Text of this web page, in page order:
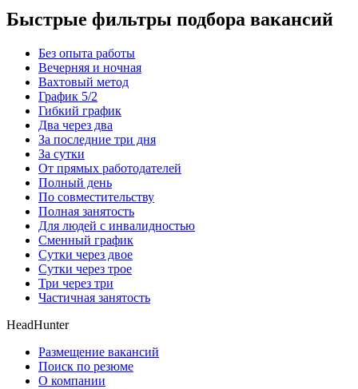
Быстрые фильтры подбора вакансий
Без опыта работы
Вечерняя и ночная
Вахтовый метод
График 5/2
Гибкий график
Два через два
За последние три дня
За сутки
От прямых работодателей
Полный день
По совместительству
Полная занятость
Для людей с инвалидностью
Сменный график
Сутки через двое
Сутки через трое
Три через три
Частичная занятость
HeadHunter
Размещение вакансий
Поиск по резюме
О компании